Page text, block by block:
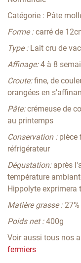
Catégorie : Pâte
Forme :carré de
Type :Lait cru de
Affinage:4 à 8
Croute:fine, de
orangées en
Pâte:crémeuse de
au printemps
Conservation :pièce
réfrigérateur
Dégustation:après
température
Hippolyte exprimera
Matière grasse :27%
Poids net :400g
Voir aussi tous nos
fermiers